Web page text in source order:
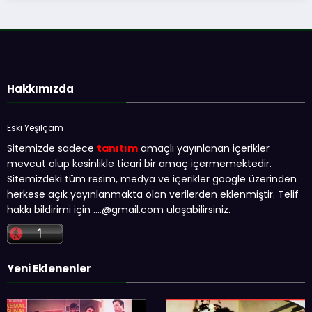
Hakkımızda
Eski Yeşilçam
Sitemizde sadece tanıtım amaçlı yayınlanan içerikler
mevcut olup kesinlikle ticari bir amaç içermemektedir.
Sitemizdeki tüm resim, medya ve içerikler google üzerinden
herkese açık yayınlanmakta olan verilerden eklenmiştir. Telif
hakkı bildirimi için ….@gmail.com ulaşabilirsiniz.
Yeni Eklenenler